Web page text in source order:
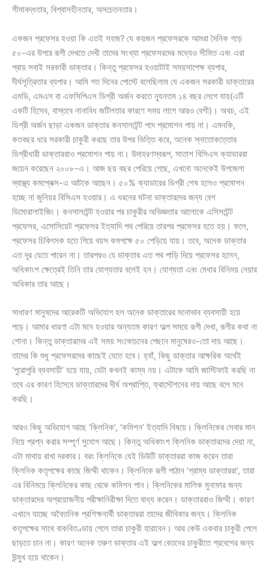
সীমাবদ্ধতার, বিশ্বাসহীনতার, অসচেতনতার।
একজন প্রফেসর হওয়া কি এতই সহজ? যে কয়জন প্রফেসরকে আমরা দৈনিক গড়ে
৫০-এর উপরে রূগী দেখতে দেখী তাদের সংখ্যা প্রফেসরদের মধ্যেও সীমিত এবং এরা
প্রায় সবাই সরকারী ডাক্তার। কিন্তু প্রফেসর হওয়াটাই সময়সাপেক্ষ ব্যপার,
দীর্ঘসূত্রিতার ব্যপার। আমি গত দিনের পোস্টে বলেছিলাম যে একজন সরকারী ডাক্তারের
এমডি, এমএস বা এফসিপিএস ডিগ্রী অর্জন করতে ন্যূনতম ১৪ বছর লেগে যায়(এটি
একটি হিসেব, বাস্তবে নানাবিধ জটিলতার কারণে সময় লাগে আরও বেশী)। অথচ, এই
ডিগ্রী অর্জন ছাড়া একজন ডাক্তার কনসালটেন্ট পদে প্রমোশন পায় না। এমনকি,
কতবছর ধরে সরকারী চাকুরী করছে তার উপর ভিত্তি করে, অনেক স্নাতোকত্তোর
ডিগ্রীধারী ডাক্তাররাও প্রমোশন পায় না। উদাহরণস্বরূপ, সাতাশ বিসিএস ক্যাডাররা
জয়েন করেছেন ২০০৮-এ। আজ ছয় বছর পেরিয়ে গেছে, এখনো অনেকেই উপজেলা
স্বাস্থ্য কমপ্লেক্স-এ আটকে আছেন। ৫০% ক্যাডারের ডিগ্রী শেষ হলেও প্রমোশন
হচ্ছে না জুনিয়র বিসিএস হওয়ার। এ ধরনের ঘটনা ডাক্তারদের জন্য বেশ
ডিমোরালাইজিং। কনসালটেন্ট হওয়ার পর চাকুরীর অভিজ্ঞতার আলোকে এসিসটেন্ট
প্রফেসর, এসোসিয়েট প্রফেসর ইত্যাদি পথ পেরিয়ে তারপর প্রফেসর হতে হয়। ফলে,
প্রফেসর চিকিৎসক হতে গিয়ে বয়স কমপক্ষে ৫০ পেড়িয়ে যায়। তবে, অনেক ডাক্তার
এত দূর যেতে পারেন না। তারপরও যে ডাক্তার এত পথ পাড়ি দিয়ে প্রফেসর হলেন,
অধিকাংশ ক্ষেত্রেই তিনি তার যোগ্যতার বলেই হন। যোগ্যতা এবং মেধার বিনিময় নেয়ার
অধিকার তার আছে।
সাধারণ মানুষদের আরেকটি অভিযোগ হল অনেক ডাক্তারের মনোভাব ব্যবসায়ী হয়ে
পড়ে। আমার ধারণা এটা মনে হওয়ার অন্যতম কারণ অল্প সময়ে রূগী দেখা, রূগীর কথা না
শোনা। কিন্তু ডাক্তারদের এই সময় সংকোচনের পেছনে মানুষেরও-তো দায় আছে।
তাদের কি শুধু প্রফেসরদের কাছেই যেতে হবে। হ্যাঁ, কিছু ডাক্তার আক্ষরিক অর্থেই
‘পুরোপুরি ব্যবসায়ী’ হয়ে যায়, যেটা কখনই কাম্য নয়। এটাকে আমি জাস্টিফাই করছি না
তবে এর কারণ হিসেবে ডাক্তারদের দীর্ঘ অপ্রাপ্তি, ফ্রাস্টেশনের দায় আছে বলে মনে
করছি।
আরও কিছু অভিযোগ আছে ‘ক্লিনিক’, ‘কমিশন’ ইত্যাদি বিষয়ে। ক্লিনিকের সেবার মান
নিয়ে প্রশ্ন করার সম্পূর্ণ সুযোগ আছে। কিন্তু অধিকাংশ ক্লিনিক ডাক্তারদের দেয়া না,
এটা মাথায় রাখা দরকার। বরং ক্লিনিকে যেই ডিউটি ডাক্তাররা কাজ করেন তারা
ক্লিনিক কতৃপক্ষের কাছে জিম্মী থাকেন। ক্লিনিকে রূগী পাঠান ‘গ্রাম্য ডাক্তাররা’, তারা
এর বিনিময়ে ক্লিনিকের কাছ থেকে কমিশন পান। ক্লিনিকের মালিক মুনাফার জন্য
ডাক্তারদের অপ্রয়োজনীয় পরীক্ষানিরীক্ষা দিতে বাধ্য করেন। ডাক্তাররাও জিম্মী। কারণ
এখানে যাচ্ছে অবৈতনিক প্রশিক্ষনার্থী ডাক্তাররা তাদের জীবিকার জন্য। ক্লিনিক
কতৃপক্ষের সাথে বাকবিতণ্ডায় গেলে তারা চাকুরী হারাবেন। আর কেউ একবার চাকুরী পেলে
ছাড়তে চান না। কারণ অনেক তরুণ ডাক্তার এই অল্প বেতনের চাকুরীতে প্রবেশের জন্য
উন্মুখ হয়ে থাকেন।